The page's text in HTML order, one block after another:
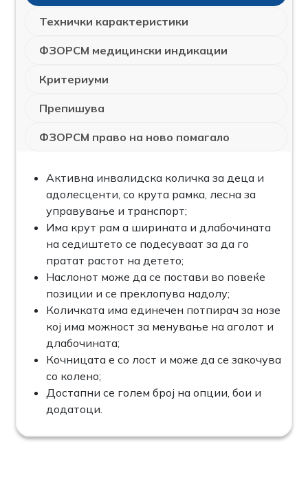
Технички карактеристики
ФЗОРСМ медицински индикации
Критериуми
Препишува
ФЗОРСМ право на ново помагало
Активна инвалидска количка за деца и
адолесценти, со крута рамка, лесна за
управување и транспорт;
Има крут рам а ширината и длабочината
на седиштето се подесуваат за да го
пратат растот на детето;
Наслонот може да се постави во повеќе
позиции и се преклопува надолу;
Количката има единечен потпирач за нозе
кој има можност за менување на аголот и
длабочината;
Кочницата е со лост и може да се закочува
со колено;
Достапни се голем број на опции, бои и
додатоци.